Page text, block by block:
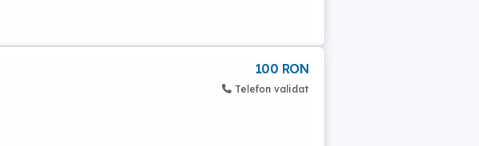
100 RON
Telefon validat